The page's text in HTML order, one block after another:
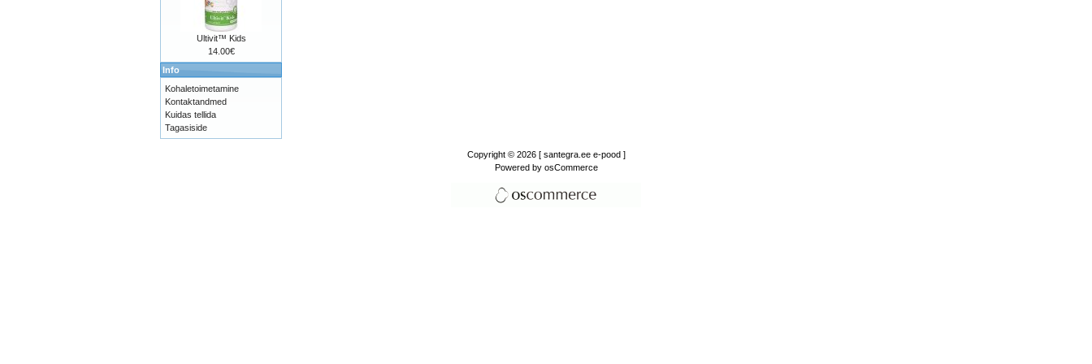
Ultivit™ Kids
14.00€
Info
Kohaletoimetamine
Kontaktandmed
Kuidas tellida
Tagasiside
Copyright © 2026 [ santegra.ee e-pood ]
Powered by osCommerce